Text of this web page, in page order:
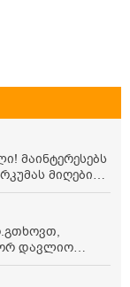
მაინტერესებს
მიღების
ინფორმაცია:
ერთად
არის ჩაი:
თუ ჭამის
დავლიო
მაქვს
დონეს